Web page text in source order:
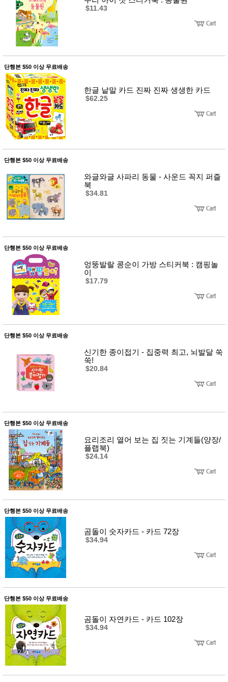
$11.43
단행본 $50 이상 무료배송
한글 낱말 카드 진짜 진짜 생생한 카드
$62.25
단행본 $50 이상 무료배송
와글와글 사파리 동물 - 사운드 꼭지 퍼즐
북
$34.81
단행본 $50 이상 무료배송
엉뚱발랄 콩순이 가방 스티커북 : 캠핑놀
이
$17.79
단행본 $50 이상 무료배송
신기한 종이접기 - 집중력 최고, 뇌발달 쑥
쑥!
$20.84
단행본 $50 이상 무료배송
요리조리 열어 보는 집 짓는 기계들(양장/
플랩북)
$24.14
단행본 $50 이상 무료배송
곰돌이 숫자카드 - 카드 72장
$34.94
단행본 $50 이상 무료배송
곰돌이 자연카드 - 카드 102장
$34.94